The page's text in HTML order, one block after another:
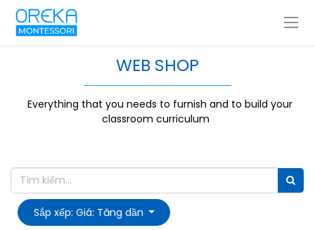
WEB SHOP
Everything that you needs to furnish and to build your
classroom curriculum
Sắp xếp: Giá: Tăng dần